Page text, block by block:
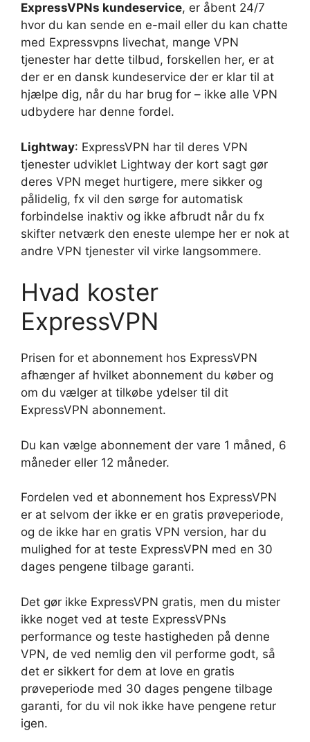
ExpressVPNs kundeservice, er åbent 24/7
hvor du kan sende en e-mail eller du kan chatte
med Expressvpns livechat, mange VPN
tjenester har dette tilbud, forskellen her, er at
der er en dansk kundeservice der er klar til at
hjælpe dig, når du har brug for – ikke alle VPN
udbydere har denne fordel.
Lightway: ExpressVPN har til deres VPN
tjenester udviklet Lightway der kort sagt gør
deres VPN meget hurtigere, mere sikker og
pålidelig, fx vil den sørge for automatisk
forbindelse inaktiv og ikke afbrudt når du fx
skifter netværk den eneste ulempe her er nok at
andre VPN tjenester vil virke langsommere.
Hvad koster
ExpressVPN
Prisen for et abonnement hos ExpressVPN
afhænger af hvilket abonnement du køber og
om du vælger at tilkøbe ydelser til dit
ExpressVPN abonnement.
Du kan vælge abonnement der vare 1 måned, 6
måneder eller 12 måneder.
Fordelen ved et abonnement hos ExpressVPN
er at selvom der ikke er en gratis prøveperiode,
og de ikke har en gratis VPN version, har du
mulighed for at teste ExpressVPN med en 30
dages pengene tilbage garanti.
Det gør ikke ExpressVPN gratis, men du mister
ikke noget ved at teste ExpressVPNs
performance og teste hastigheden på denne
VPN, de ved nemlig den vil performe godt, så
det er sikkert for dem at love en gratis
prøveperiode med 30 dages pengene tilbage
garanti, for du vil nok ikke have pengene retur
igen.